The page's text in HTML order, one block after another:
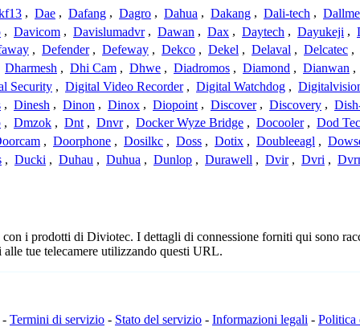
, Dae , Dafang , Dagro , Dahua , Dakang , Dali-tech ,
, Davicom , Davislumadvr , Dawan , Dax , Daytech , Dayukeji ,
, Defender , Defeway , Dekco , Dekel , Delaval , Delcatec ,
Dharmesh , Dhi Cam , Dhwe , Diadromos , Diamond , Dianwan ,
Security , Digital Video Recorder , Digital Watchdog ,
, Dinesh , Dinon , Dinox , Diopoint , Discover , Discovery ,
, Dmzok , Dnt , Dnvr , Docker Wyze Bridge , Docooler , Dod
, Doorphone , Dosilkc , Doss , Dotix , Doubleeagl ,
, Ducki , Duhau , Duhua , Dunlop , Durawell , Dvir , Dvri ,
i prodotti di Diviotec. I dettagli di connessione forniti qui sono
tue telecamere utilizzando questi URL.
- Termini di servizio - Stato del servizio - Informazioni legali - Politica